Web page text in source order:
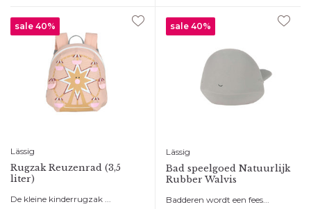
sale 40%
Lässig
Rugzak Reuzenrad (3,5
liter)
De kleine kinderrugzak ...
sale 40%
Lässig
Bad speelgoed Natuurlijk
Rubber Walvis
Badderen wordt een fees...